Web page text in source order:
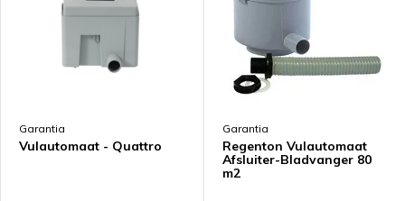
Garantia
Vulautomaat - Quattro
Garantia
Regenton Vulautomaat
Afsluiter-Bladvanger 80
m2